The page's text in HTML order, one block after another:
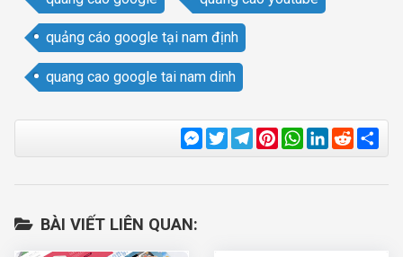
quảng cáo google tại nam định
quang cao google tai nam dinh
Messenger
TwitterTelegram
Pinterest
WhatsApp
LinkedIn
Reddit
BÀI VIẾT LIÊN QUAN: